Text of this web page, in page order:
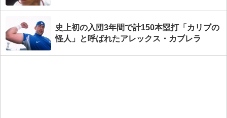
史上初の入団3年間で計150本塁打「カリブの
怪人」と呼ばれたアレックス・カブレラ